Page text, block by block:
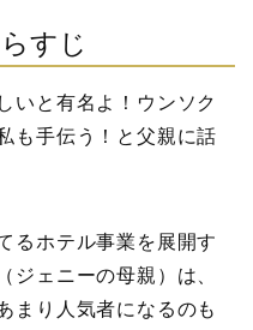
すじ
いと有名よ！ウンソク
も手伝う！と父親に話
るホテル事業を展開す
ジェニーの母親）は、
まり人気者になるのも